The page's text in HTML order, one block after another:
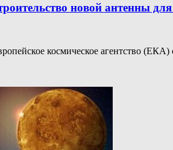
новой антенны
космическое агентство